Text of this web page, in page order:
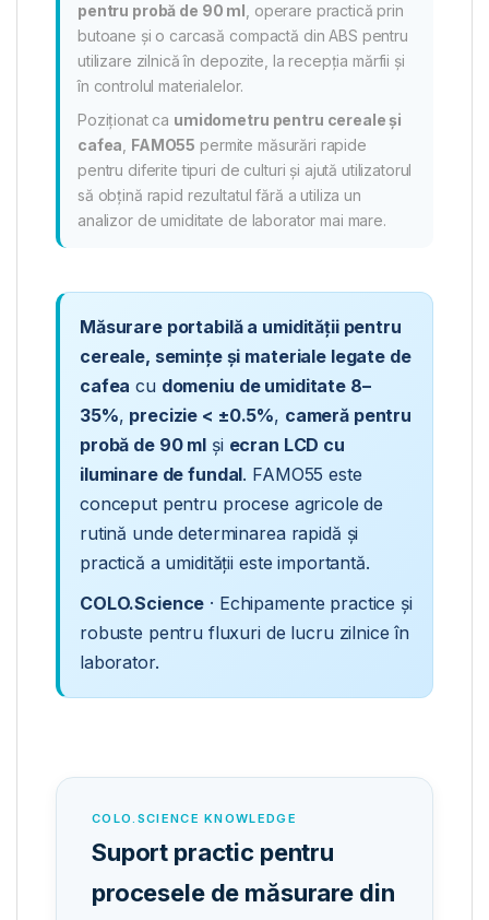
pentru probă de 90 ml , operare practică prin
butoane și o carcasă compactă din ABS pentru
utilizare zilnică în depozite, la recepția mărfii și
în controlul materialelor.
Poziționat ca umidometru pentru cereale și
cafea FAMO55 permite măsurări rapide
pentru diferite tipuri de culturi și ajută utilizatorul
să obțină rapid rezultatul fără a utiliza un
analizor de umiditate de laborator mai mare.
Măsurare portabilă a umidității pentru
cereale, semințe și materiale legate de
cafea cu domeniu de umiditate 8–
35%, precizie < ±0.5%, cameră pentru
probă de 90 ml și ecran LCD cu
iluminare de fundal. FAMO55 este
conceput pentru procese agricole de
rutină unde determinarea rapidă și
practică a umidității este importantă.
COLO.Science · Echipamente practice și
robuste pentru fluxuri de lucru zilnice în
laborator.
COLO.SCIENCE KNOWLEDGE
Suport practic pentru
procesele de măsurare din